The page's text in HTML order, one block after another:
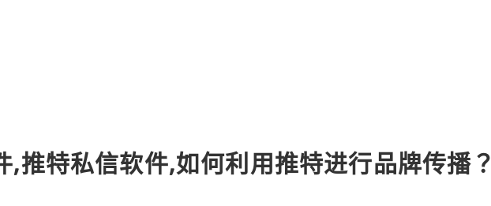
推特私信软件,如何利用推特进行品牌传播？